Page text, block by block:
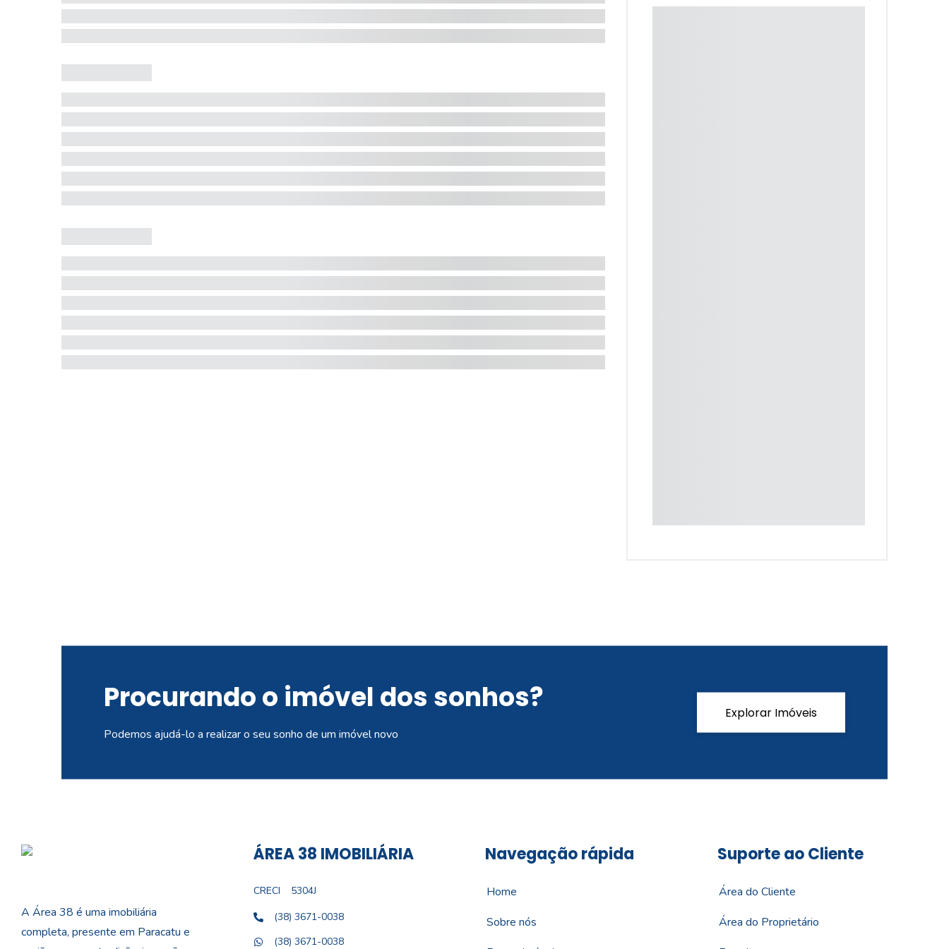
Procurando o imóvel dos sonhos?
Podemos ajudá-lo a realizar o seu sonho de um imóvel novo
Explorar Imóveis
A Área 38 é uma imobiliária
completa, presente em Paracatu e
ÁREA 38 IMOBILIÁRIA
CRECI
5304J
(38) 3671-0038
(38) 3671-0038
Navegação rápida
Home
Sobre nós
Suporte ao Cliente
Área do Cliente
Área do Proprietário